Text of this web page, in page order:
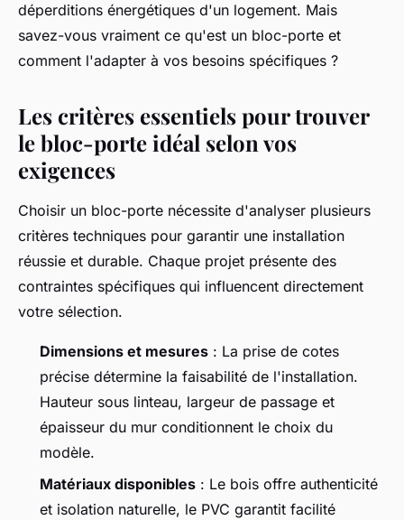
déperditions énergétiques d'un logement. Mais
savez-vous vraiment ce qu'est un bloc-porte et
comment l'adapter à vos besoins spécifiques ?
Les critères essentiels pour trouver
le bloc-porte idéal selon vos
exigences
Choisir un bloc-porte nécessite d'analyser plusieurs
critères techniques pour garantir une installation
réussie et durable. Chaque projet présente des
contraintes spécifiques qui influencent directement
votre sélection.
Dimensions et mesures : La prise de cotes
précise détermine la faisabilité de l'installation.
Hauteur sous linteau, largeur de passage et
épaisseur du mur conditionnent le choix du
modèle.
Matériaux disponibles : Le bois offre authenticité
et isolation naturelle, le PVC garantit facilité